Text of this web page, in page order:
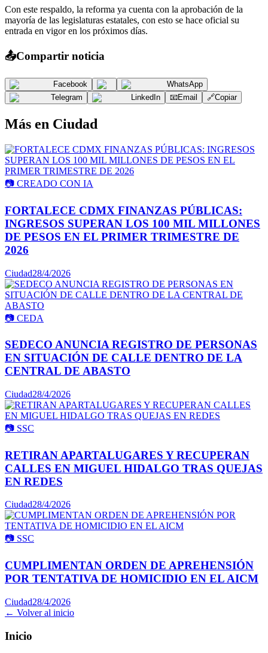
Con este respaldo, la reforma ya cuenta con la aprobación de la
mayoría de las legislaturas estatales, con esto se hace oficial su
entrada en vigor en los próximos días.
📤Compartir noticia
Facebook
WhatsApp
Telegram
LinkedIn 📧Email 🔗Copiar
Más en Ciudad
📷 CREADO CON IA
FORTALECE CDMX FINANZAS PÚBLICAS:
INGRESOS SUPERAN LOS 100 MIL MILLONES
DE PESOS EN EL PRIMER TRIMESTRE DE
2026
Ciudad28/4/2026
📷 CEDA
SEDECO ANUNCIA REGISTRO DE PERSONAS
EN SITUACIÓN DE CALLE DENTRO DE LA
CENTRAL DE ABASTO
Ciudad28/4/2026
📷 SSC
RETIRAN APARTALUGARES Y RECUPERAN
CALLES EN MIGUEL HIDALGO TRAS QUEJAS
EN REDES
Ciudad28/4/2026
📷 SSC
CUMPLIMENTAN ORDEN DE APREHENSIÓN
POR TENTATIVA DE HOMICIDIO EN EL AICM
Ciudad28/4/2026
← Volver al inicio
Inicio